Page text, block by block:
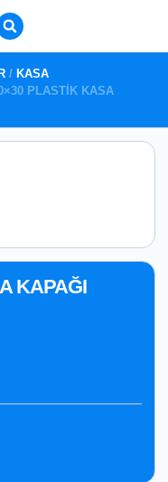
/ KASA
PLASTİK KASA
KAPAĞI